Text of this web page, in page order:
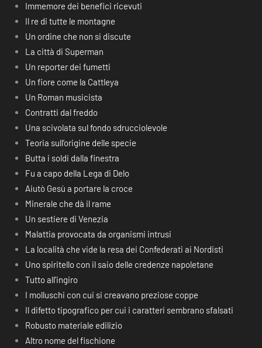
Immemore dei benefici ricevuti
Il re di tutte le montagne
Un ordine che non si discute
La città di Superman
Un reporter dei fumetti
Un fiore come la Cattleya
Un Roman musicista
Contratti dal freddo
Una scivolata sul fondo sdrucciolevole
Teoria sull’origine delle specie
Butta i soldi dalla finestra
Fu a capo della Lega di Delo
Aiutò Gesù a portare la croce
Minerale che dà il rame
Un sestiere di Venezia
Malattia provocata da organismi intrusi
La località che vide la resa dei Confederati ai Nordisti
Uno spiritello con il saio delle credenze napoletane
Tutto all’ingiro
I molluschi con cui si creavano preziose coppe
Il difetto tipografico per cui i caratteri sembrano sfalsati
Robusto materiale edilizio
Altro nome del fischione